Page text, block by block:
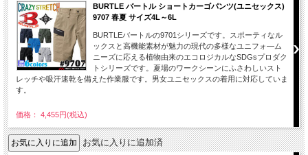
BURTLE バートル ショートカーゴパンツ(ユニセックス)
9707 春夏 サイズ4L～6L
BURTLEバートルの9701シリーズです。スポーティなル
ックスと高機能素材が魅力の現代の多様なユニフォ―ム
ニーズに応える植物由来のエコロジカルなSDGsプロダク
トシリーズです。夏場のワークシーンにふさわしいスト
レッチや吸汗速乾を備えた作業服です。男女ユニセックスの着用に対応していま
す。
価格： 4,455円(税込)
お気に入りに追加済